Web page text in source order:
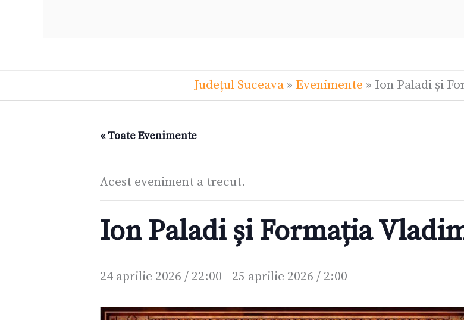
Județul Suceava» Evenimente » Ion Paladi și
« Toate Evenimente
Acest eveniment a trecut.
Ion Paladi și Formația
24 aprilie 2026 / 22:00 - 25 aprilie 2026 / 2:00